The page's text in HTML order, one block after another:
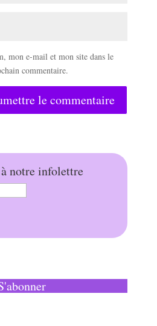
notre infolettre
mon e-mail et mon site dans le
commentaire.
le commentaire